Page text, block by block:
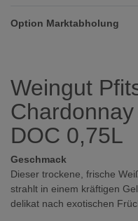
Option Marktabholung
Weingut
DOC 0,75L
Geschmack
Dieser trockene, frische
strahlt in einem kräftigen
delikat nach exotischen